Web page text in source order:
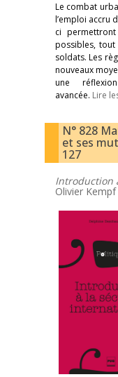
Le combat
l’emploi accru
ci
possibles,
soldats. Les
nouveaux
une
avancée. Lire
N° 828
et ses
127
Introduction
Olivier Kempf